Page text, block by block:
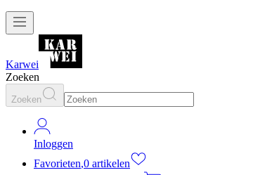
Karwei
Zoeken
Zoeken
Inloggen
Favorieten,0 artikelen